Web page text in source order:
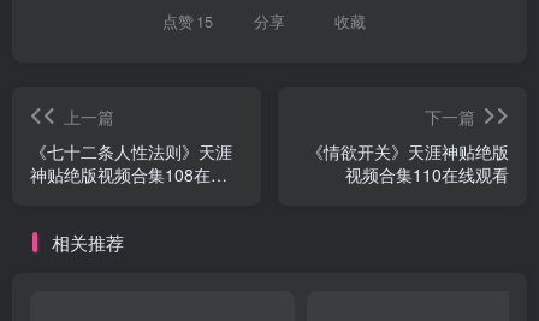
点赞15 分享 收藏
上一篇
《七十二条人性法则》天涯
神贴绝版视频合集108在线
下一篇
《情欲开关》天涯神贴绝版
视频合集110在线观看
相关推荐